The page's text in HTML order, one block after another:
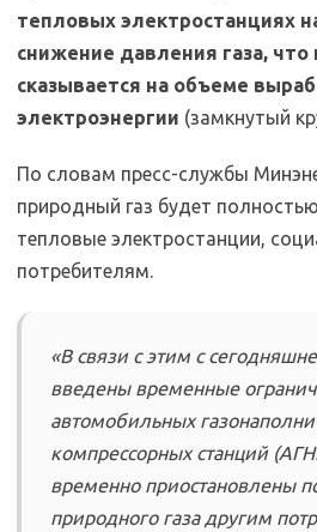
тепловых электростанциях
снижение давления газа, что
сказывается на объеме
электроэнергии (замкнутый
По словам пресс-службы
природный газ будет
тепловые электростанции,
потребителям.
«В связи с этим с
введены временные
автомобильных
компрессорных станций
временно приостановлены
природного газа другим